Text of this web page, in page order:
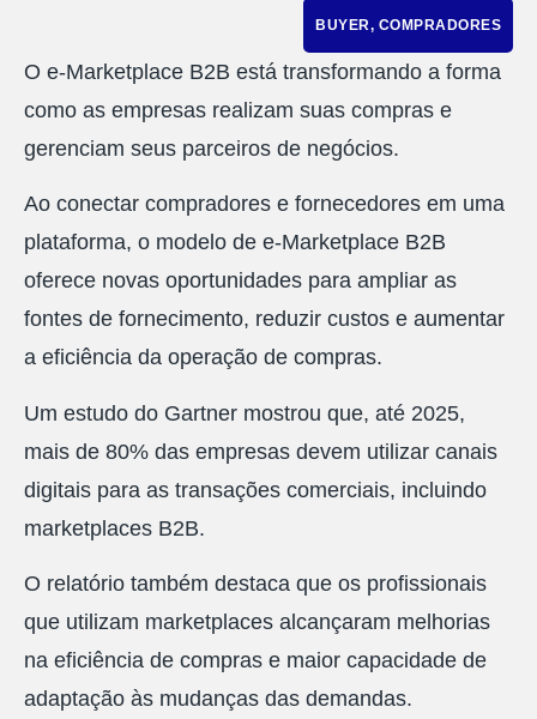
BUYER, COMPRADORES
O e-Marketplace B2B está transformando a forma
como as empresas realizam suas compras e
gerenciam seus parceiros de negócios.
Ao conectar compradores e fornecedores em uma
plataforma, o modelo de e-Marketplace B2B
oferece novas oportunidades para ampliar as
fontes de fornecimento, reduzir custos e aumentar
a eficiência da operação de compras.
Um estudo do Gartner mostrou que, até 2025,
mais de 80% das empresas devem utilizar canais
digitais para as transações comerciais, incluindo
marketplaces B2B.
O relatório também destaca que os profissionais
que utilizam marketplaces alcançaram melhorias
na eficiência de compras e maior capacidade de
adaptação às mudanças das demandas.